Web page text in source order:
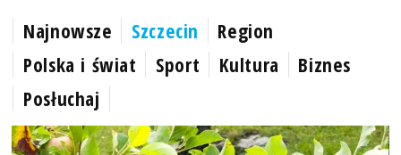
Najnowsze Szczecin
Region
Polska i świat
Sport Kultura
Biznes
Posłuchaj